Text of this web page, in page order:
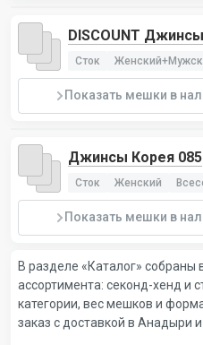
DISCOUNT Джинсы
Сток
Показать мешки в
Джинсы Корея 085
Сток Женский
Показать мешки в
В разделе «Каталог» собраны
ассортимента: секонд-хенд и
категории, вес мешков и
заказ с доставкой в Анадыри